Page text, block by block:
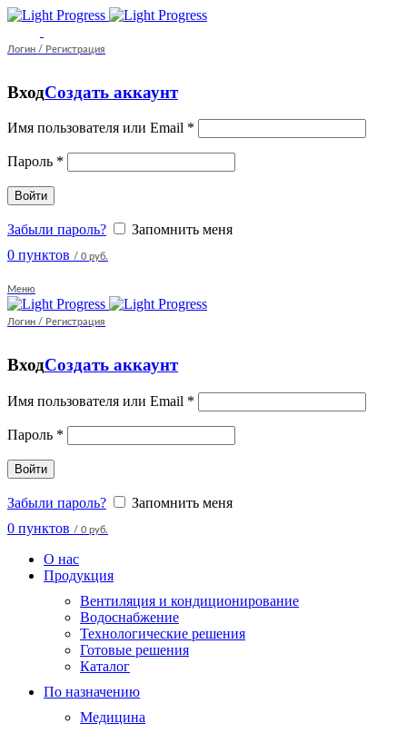
Логин / Регистрация
ВходСоздать аккаунт
Имя пользователя или Email *
Пароль *
Войти
Забыли пароль?
Запомнить меня
0 пунктов / 0 руб.
Меню
Логин / Регистрация
ВходСоздать аккаунт
Имя пользователя или Email *
Пароль *
Войти
Забыли пароль?
Запомнить меня
0 пунктов / 0 руб.
О нас
Продукция
Вентиляция и кондиционирование
Водоснабжение
Технологические решения
Готовые решения
Каталог
По назначению
Медицина